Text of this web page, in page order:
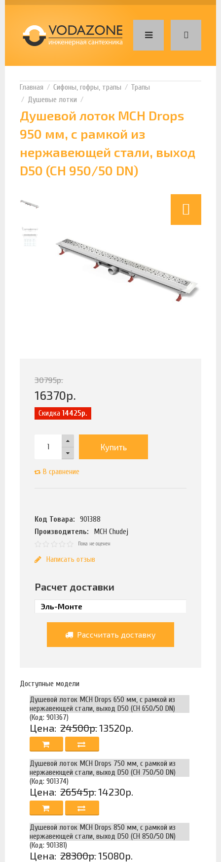
Сифоны, гофры, трапы
Трапы
Душевые лотки
Душевой лоток MCH Drops
950 мм, с рамкой из
нержавеющей стали, выход
D50 (CH 950/50 DN)
30795р.
16370р.
Скидка 14425р.
Купить
В сравнение
Код Товара:
901388
Производитель:
MCH Chudej
Пока не оценен
Написать отзыв
Расчет доставки
Рассчитать доставку
Доступные модели
Душевой лоток MCH Drops 650 мм, с рамкой из
нержавеющей стали, выход D50 (CH 650/50 DN)
(Код: 901367)
Цена: 24500р.13520р.
Душевой лоток MCH Drops 750 мм, с рамкой из
нержавеющей стали, выход D50 (CH 750/50 DN)
(Код: 901374)
Цена: 26545р.14230р.
Душевой лоток MCH Drops 850 мм, с рамкой из
нержавеющей стали, выход D50 (CH 850/50 DN)
(Код: 901381)
Цена: 28300р.15080р.